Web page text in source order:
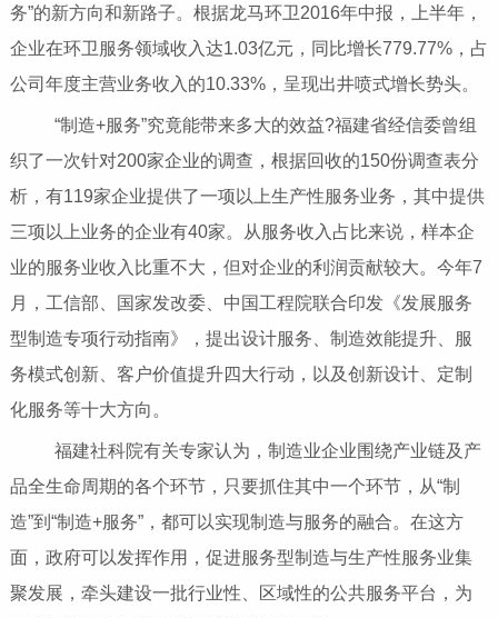
务”的新方向和新路子。根据龙马环卫2016年中报，上半年，
企业在环卫服务领域收入达1.03亿元，同比增长779.77%，占
公司年度主营业务收入的10.33%，呈现出井喷式增长势头。
“制造+服务”究竟能带来多大的效益?福建省经信委曾组
织了一次针对200家企业的调查，根据回收的150份调查表分
析，有119家企业提供了一项以上生产性服务业务，其中提供
三项以上业务的企业有40家。从服务收入占比来说，样本企
业的服务业收入比重不大，但对企业的利润贡献较大。今年7
月，工信部、国家发改委、中国工程院联合印发《发展服务
型制造专项行动指南》，提出设计服务、制造效能提升、服
务模式创新、客户价值提升四大行动，以及创新设计、定制
化服务等十大方向。
福建社科院有关专家认为，制造业企业围绕产业链及产
品全生命周期的各个环节，只要抓住其中一个环节，从“制
造”到“制造+服务”，都可以实现制造与服务的融合。在这方
面，政府可以发挥作用，促进服务型制造与生产性服务业集
聚发展，牵头建设一批行业性、区域性的公共服务平台，为